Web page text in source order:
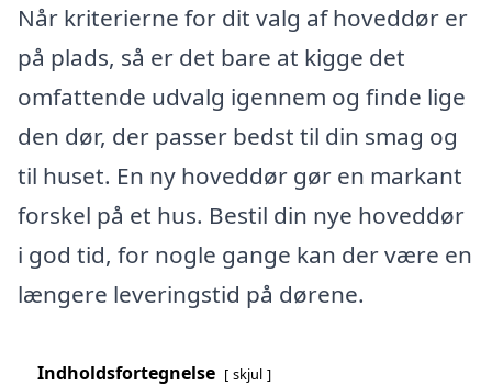
Når kriterierne for dit valg af hoveddør er
på plads, så er det bare at kigge det
omfattende udvalg igennem og finde lige
den dør, der passer bedst til din smag og
til huset. En ny hoveddør gør en markant
forskel på et hus. Bestil din nye hoveddør
i god tid, for nogle gange kan der være en
længere leveringstid på dørene.
Indholdsfortegnelse skjul